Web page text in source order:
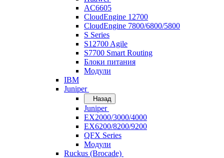
AC6605
CloudEngine 12700
CloudEngine 7800/6800/5800
S Series
S12700 Agile
S7700 Smart Routing
Блоки питания
Модули
IBM
Juniper
Назад
Juniper
EX2000/3000/4000
EX6200/8200/9200
QFX Series
Модули
Ruckus (Brocade)